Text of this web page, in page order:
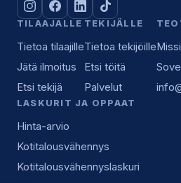
TILAAJALLE
Tietoa tilaajille
Jätä ilmoitus
Etsi tekijä
TEKIJÄLLE
Tietoa tekijöille
Etsi töitä
Palvelut
LASKURIT JA OPPAAT
Hinta-arvio
Kotitalousvähennys
Kotitalousvähennyslaskuri